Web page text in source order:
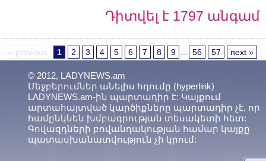
Դիտվել է 1797 անգամ
« previous 1 2 3 4 5 6 7 8 9 56 57 next »
© 2012, LADYNEWS.am
Մեջբերումներ անելիս հղումը (hyperlink)
LADYNEWS.am-ին պարտադիր է: Կայքում
արտահայտված կարծիքները պարտադիր չէ, որ
համընկնեն խմբագրության տեսակետի հետ:
Գովազդների բովանդակության համար կայքը
պատասխանատվություն չի կրում: